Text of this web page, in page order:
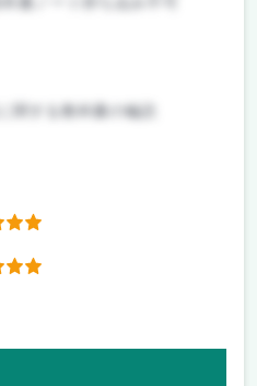
関する教科書の輪読